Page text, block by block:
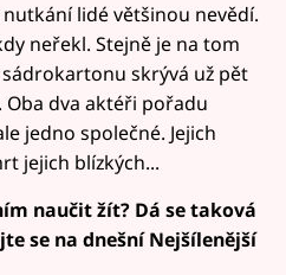
lidé většinou nevědí.
neřekl. Stejně je na tom
skrývá už pět
dva aktéři pořadu
jedno společné. Jejich
jejich blízkých...
naučit žít? Dá se taková
se na dnešní Nejšílenější